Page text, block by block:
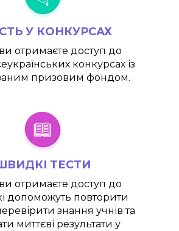
У КОНКУРСАХ
ви отримаєте доступ до
конкурсах із
призовим фондом.
ТЕСТИ
ви отримаєте доступ до
допоможуть повторити
знання учнів та
миттєві результати у